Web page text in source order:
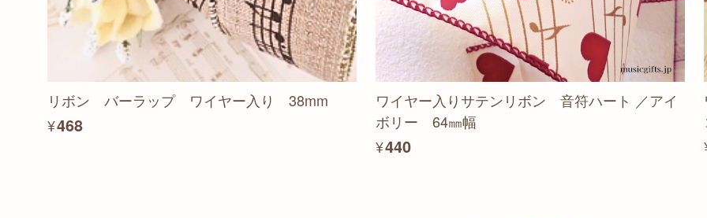
リボン バーラップ ワイヤー入り 38mm
¥468
ワイヤー入りサテンリボン 音符ハート ／アイ
ボリー 64㎜幅
¥440